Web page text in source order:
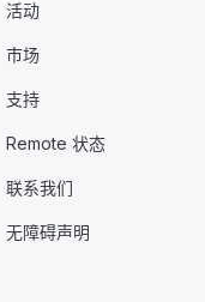
活动
市场
支持
Remote 状态
联系我们
无障碍声明